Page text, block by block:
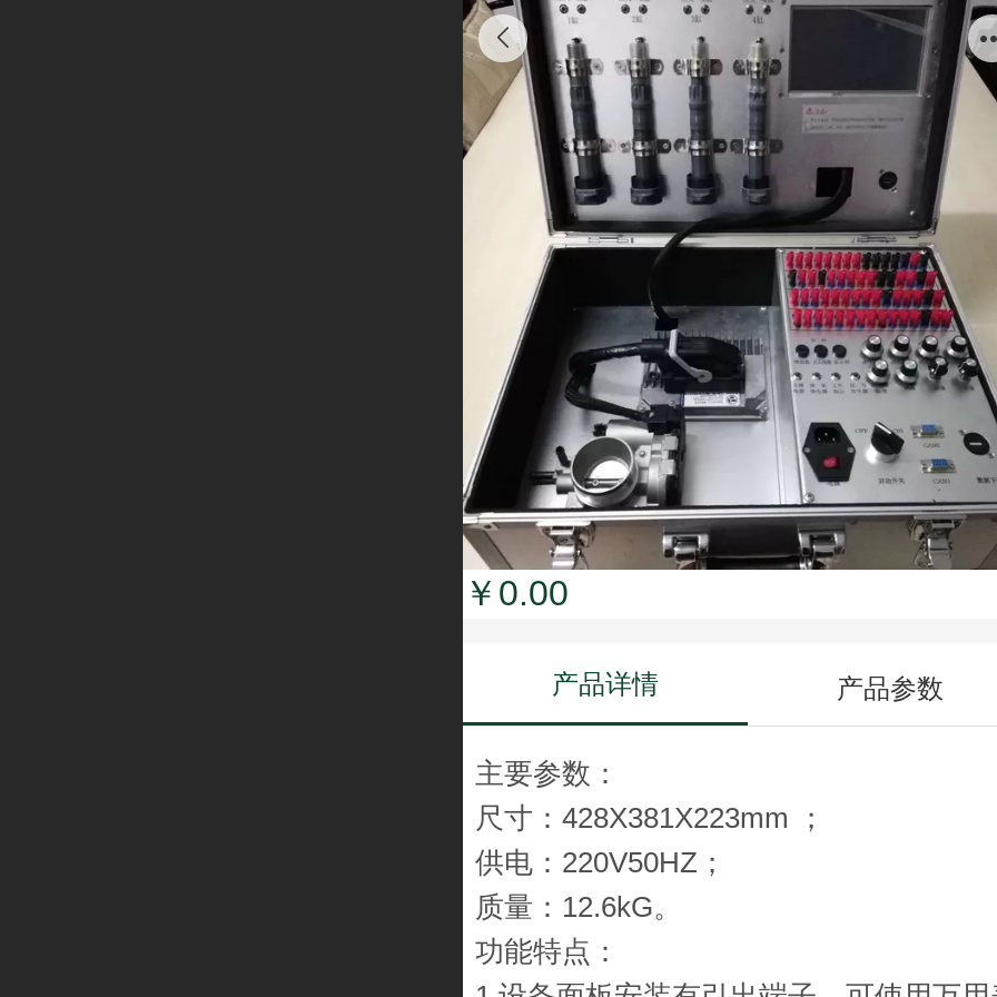
发动机电控开发平台
￥0.00
产品详情 产品参数
主要参数：
尺寸：428X381X223mm ；
供电：220V50HZ；
质量：12.6kG。
功能特点：